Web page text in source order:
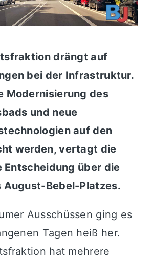
drängt auf
bei der Infrastruktur.
Modernisierung des
und neue
auf den
werden, vertagt die
Entscheidung über die
August-Bebel-Platzes.
Ausschüssen ging es
Tagen heiß her.
hat mehrere